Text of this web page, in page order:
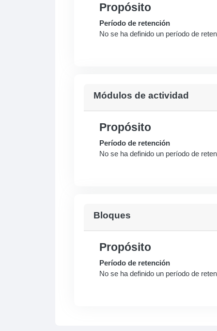
Propósito
Período de retención
No se ha definido un período de
Módulos de actividad
Propósito
Período de retención
No se ha definido un período de
Bloques
Propósito
Período de retención
No se ha definido un período de